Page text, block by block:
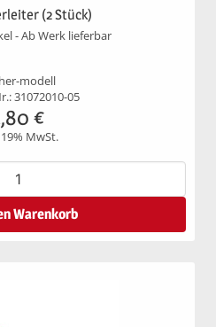
(2 Stück)
- Ab Werk lieferbar
modell
31072010-05
€
MwSt.
Warenkorb